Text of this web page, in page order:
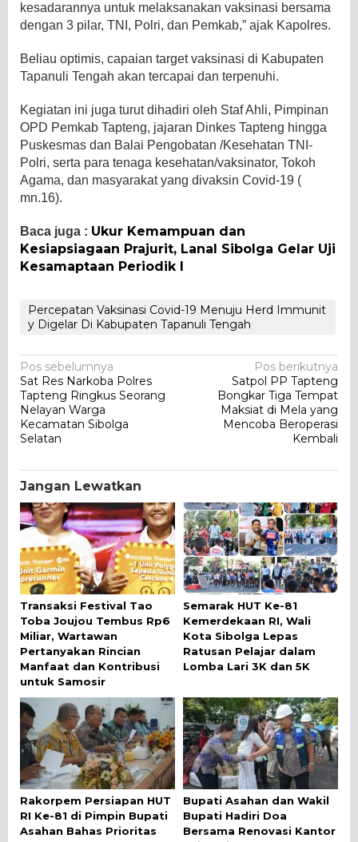
kesadarannya untuk melaksanakan vaksinasi bersama
dengan 3 pilar, TNI, Polri, dan Pemkab,” ajak Kapolres.
Beliau optimis, capaian target vaksinasi di Kabupaten
Tapanuli Tengah akan tercapai dan terpenuhi.
Kegiatan ini juga turut dihadiri oleh Staf Ahli, Pimpinan
OPD Pemkab Tapteng, jajaran Dinkes Tapteng hingga
Puskesmas dan Balai Pengobatan /Kesehatan TNI-
Polri, serta para tenaga kesehatan/vaksinator, Tokoh
Agama, dan masyarakat yang divaksin Covid-19 (
mn.16).
Baca juga : Ukur Kemampuan dan
Kesiapsiagaan Prajurit, Lanal Sibolga Gelar Uji
Kesamaptaan Periodik I
Percepatan Vaksinasi Covid-19 Menuju Herd Immunit
y Digelar Di Kabupaten Tapanuli Tengah
Navigasi
pos
Pos sebelumnya
Sat Res Narkoba Polres
Tapteng Ringkus Seorang
Nelayan Warga
Kecamatan Sibolga
Selatan
Pos berikutnya
Satpol PP Tapteng
Bongkar Tiga Tempat
Maksiat di Mela yang
Mencoba Beroperasi
Kembali
Jangan Lewatkan
Transaksi Festival Tao
Toba Joujou Tembus Rp6
Miliar, Wartawan
Pertanyakan Rincian
Manfaat dan Kontribusi
untuk Samosir
Semarak HUT Ke-81
Kemerdekaan RI, Wali
Kota Sibolga Lepas
Ratusan Pelajar dalam
Lomba Lari 3K dan 5K
Rakorpem Persiapan HUT
RI Ke-81 di Pimpin Bupati
Asahan Bahas Prioritas
Bupati Asahan dan Wakil
Bupati Hadiri Doa
Bersama Renovasi Kantor